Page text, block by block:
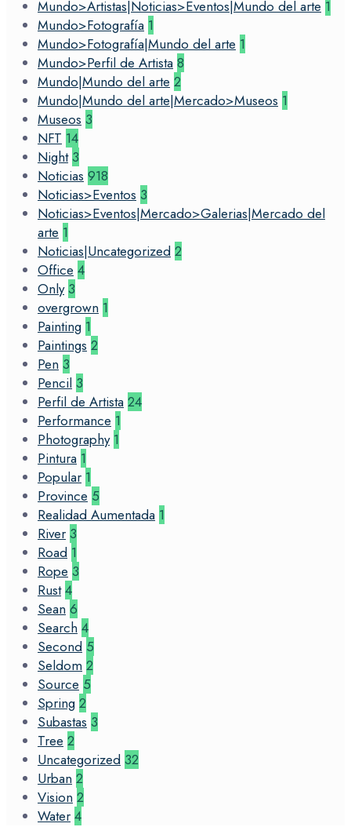
Mundo>Artistas|Noticias>Eventos|Mundo del arte 1
Mundo>Fotografía 1
Mundo>Fotografía|Mundo del arte 1
Mundo>Perfil de Artista 8
Mundo|Mundo del arte 2
Mundo|Mundo del arte|Mercado>Museos 1
Museos 3
NFT 14
Night 3
Noticias 918
Noticias>Eventos 3
Noticias>Eventos|Mercado>Galerias|Mercado del
arte 1
Noticias|Uncategorized 2
Office 4
Only 3
overgrown 1
Painting 1
Paintings 2
Pen 3
Pencil 3
Perfil de Artista 24
Performance 1
Photography 1
Pintura 1
Popular 1
Province 5
Realidad Aumentada 1
River 3
Road 1
Rope 3
Rust 4
Sean 6
Search 4
Second 5
Seldom 2
Source 5
Spring 2
Subastas 3
Tree 2
Uncategorized 32
Urban 2
Vision 2
Water 4